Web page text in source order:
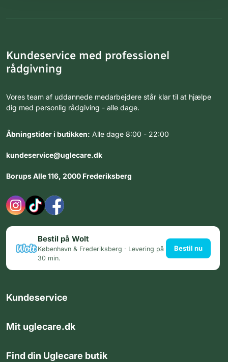
Kundeservice med professionel
rådgivning
Vores team af uddannede medarbejdere står klar til at hjælpe
dig med personlig rådgiving - alle dage.
Åbningstider i butikken: Alle dage 8:00 - 22:00
kundeservice@uglecare.dk
Borups Alle 116, 2000 Frederiksberg
Bestil på Wolt
København & Frederiksberg · Levering på
30 min.
Bestil nu
Kundeservice
Mit uglecare.dk
Find din Uglecare butik